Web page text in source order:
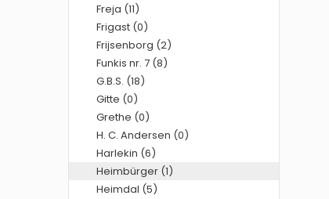
Freja (11)
Frigast (0)
Frijsenborg (2)
Funkis nr. 7 (8)
G.B.S. (18)
Gitte (0)
Grethe (0)
H. C. Andersen (0)
Harlekin (6)
Heimbürger (1)
Heimdal (5)